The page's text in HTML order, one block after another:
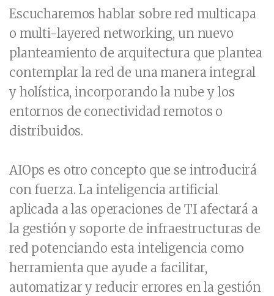
Escucharemos hablar sobre red multicapa
o multi-layered networking, un nuevo
planteamiento de arquitectura que plantea
contemplar la red de una manera integral
y holística, incorporando la nube y los
entornos de conectividad remotos o
distribuidos.
AIOps es otro concepto que se introducirá
con fuerza. La inteligencia artificial
aplicada a las operaciones de TI afectará a
la gestión y soporte de infraestructuras de
red potenciando esta inteligencia como
herramienta que ayude a facilitar,
automatizar y reducir errores en la gestión